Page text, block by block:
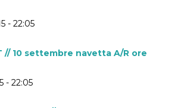
- 22:05
// 10 settembre navetta A/R ore
- 22:05